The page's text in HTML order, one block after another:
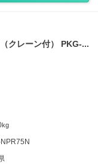
クレーン付） PKG-...
kg